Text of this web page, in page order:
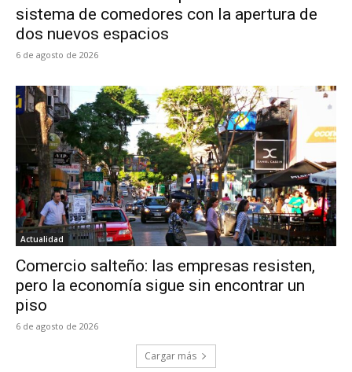
sistema de comedores con la apertura de
dos nuevos espacios
6 de agosto de 2026
Actualidad
Comercio salteño: las empresas resisten,
pero la economía sigue sin encontrar un
piso
6 de agosto de 2026
Cargar más